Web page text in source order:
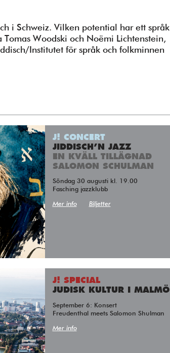
i Schweiz. Vilken potential har ett språk
Woodski och Noëmi Lichtenstein,
Institutet för språk och folkminnen
J! CONCERT
JIDDISCH’N JAZZ
EN KVÄLL TILLÄGNAD
SALOMON SCHULMAN
Söndag 30 augusti kl. 19.00
Fasching jazzklubb
Mer info Biljetter
J! SPECIAL
JUDISK KULTUR I MALMÖ
September 6: Konsert
Freudenthal meets Salomon Shulman
Mer info